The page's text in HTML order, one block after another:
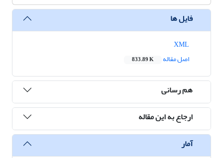
فایل ها
اصل مقاله
833.89 K
هم رسانی
ارجاع به این مقاله
آمار